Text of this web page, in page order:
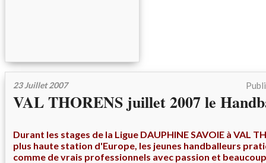
23 Juillet 2007
VAL THORENS juillet 2007 le
Durant les stages de la Ligue DAUPHINE SAVOIE à VAL
plus haute station d'Europe, les jeunes handballeurs
comme de vrais professionnels avec passion et